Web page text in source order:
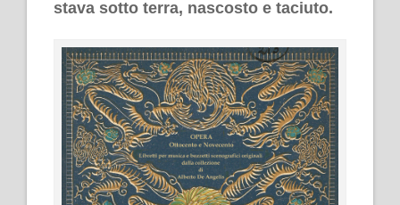
stava sotto terra, nascosto e taciuto.